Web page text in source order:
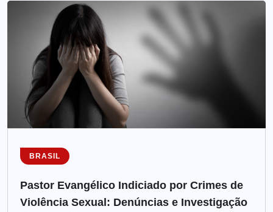
BRASIL
Pastor Evangélico Indiciado por Crimes de
Violência Sexual: Denúncias e Investigação